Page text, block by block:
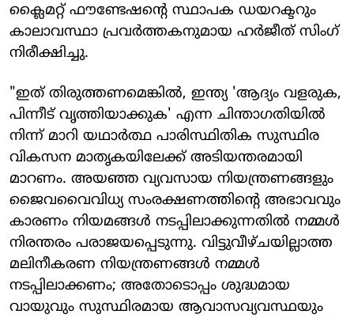
ക്ലൈമറ്റ് ഫൗണ്ടേഷന്റെ സ്ഥാപക ഡയറക്ടറും
കാലാവസ്ഥാ പ്രവർത്തകനുമായ ഹർജീത് സിംഗ്
നിരീക്ഷിച്ചു.
"ഇത് തിരുത്തണമെങ്കിൽ, ഇന്ത്യ 'ആദ്യം വളരുക,
പിന്നീട് വൃത്തിയാക്കുക' എന്ന ചിന്താഗതിയിൽ
നിന്ന് മാറി യഥാർത്ഥ പാരിസ്ഥിതിക സുസ്ഥിര
വികസന മാതൃകയിലേക്ക് അടിയന്തരമായി
മാറണം. അയഞ്ഞ വ്യവസായ നിയന്ത്രണങ്ങളും
ജൈവവൈവിധ്യ സംരക്ഷണത്തിന്റെ അഭാവവും
കാരണം നിയമങ്ങൾ നടപ്പിലാക്കുന്നതിൽ നമ്മൾ
നിരന്തരം പരാജയപ്പെടുന്നു. വിട്ടുവീഴ്ചയില്ലാത്ത
മലിനീകരണ നിയന്ത്രണങ്ങൾ നമ്മൾ
നടപ്പിലാക്കണം; അതോടൊപ്പം ശുദ്ധമായ
വായുവും സുസ്ഥിരമായ ആവാസവ്യവസ്ഥയും